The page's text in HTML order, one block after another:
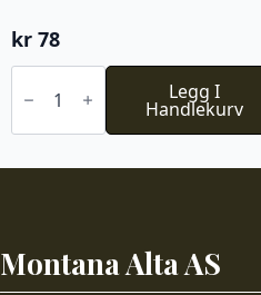
kr 78
Novita
099
antall
Legg I
Handlekurv
Montana Alta AS